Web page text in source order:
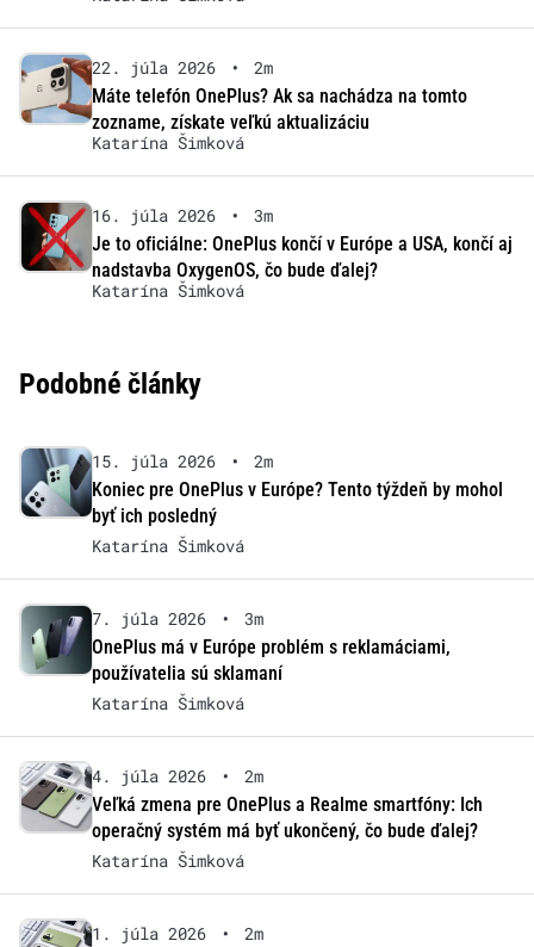
22. júla 2026 •
2m
Máte telefón OnePlus? Ak sa nachádza na tomto
zozname, získate veľkú aktualizáciu
Katarína Šimková
16. júla 2026 •
3m
Je to oficiálne: OnePlus končí v Európe a USA, končí aj
nadstavba OxygenOS, čo bude ďalej?
Katarína Šimková
Podobné články
15. júla 2026 •
2m
Koniec pre OnePlus v Európe? Tento týždeň by mohol
byť ich posledný
Katarína Šimková
7. júla 2026 •
3m
OnePlus má v Európe problém s reklamáciami,
používatelia sú sklamaní
Katarína Šimková
4. júla 2026 •
2m
Veľká zmena pre OnePlus a Realme smartfóny: Ich
operačný systém má byť ukončený, čo bude ďalej?
Katarína Šimková
1. júla 2026 •
2m